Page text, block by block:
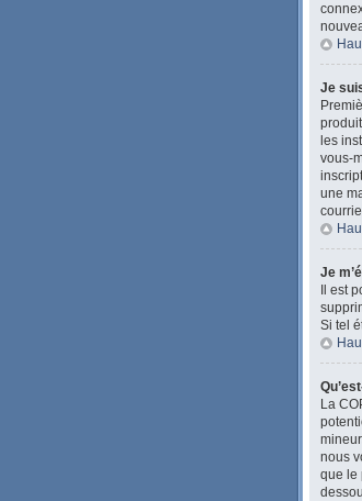
Je
les
vous-
une
Je
Il est
Si tel
La
nous
que le